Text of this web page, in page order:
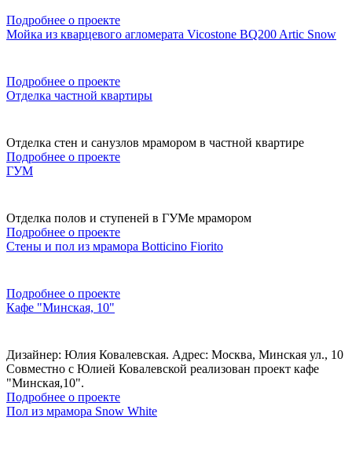
Подробнее о проекте
Мойка из кварцевого агломерата Vicostone BQ200 Artic Snow
Подробнее о проекте
Отделка частной квартиры
Отделка стен и санузлов мрамором в частной квартире
Подробнее о проекте
ГУМ
Отделка полов и ступеней в ГУМе мрамором
Подробнее о проекте
Стены и пол из мрамора Botticino Fiorito
Подробнее о проекте
Кафе "Минская, 10"
Дизайнер: Юлия Ковалевская. Адрес: Москва, Минская ул., 10
Совместно с Юлией Ковалевской реализован проект кафе
"Минская,10".
Подробнее о проекте
Пол из мрамора Snow White